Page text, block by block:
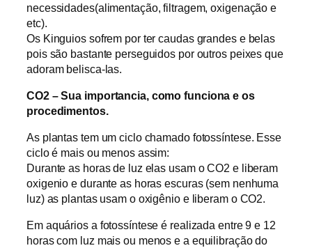
necessidades(alimentação, filtragem, oxigenação e
etc).
Os Kinguios sofrem por ter caudas grandes e belas
pois são bastante perseguidos por outros peixes que
adoram belisca-las.
CO2 – Sua importancia, como funciona e os
procedimentos.
As plantas tem um ciclo chamado fotossíntese. Esse
ciclo é mais ou menos assim:
Durante as horas de luz elas usam o CO2 e liberam
oxigenio e durante as horas escuras (sem nenhuma
luz) as plantas usam o oxigênio e liberam o CO2.
Em aquários a fotossíntese é realizada entre 9 e 12
horas com luz mais ou menos e a equilibração do